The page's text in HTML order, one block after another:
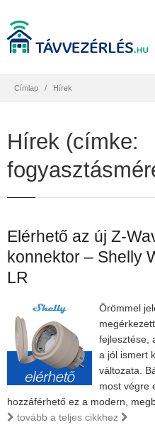
Címlap Hírek
Hírek (címke:
Elérhető az új Z-
konnektor – Shelly
LR
Örömmel
fejlesztése,
a jól ismert
változata.
most végre
hozzáférhető ez a modern,
tovább a teljes cikkhez